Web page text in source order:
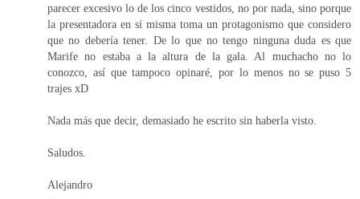
parecer excesivo lo de los cinco vestidos, no por nada, sino porque
la presentadora en sí misma toma un protagonismo que considero
que no debería tener. De lo que no tengo ninguna duda es que
Marife no estaba a la altura de la gala. Al muchacho no lo
conozco, así que tampoco opinaré, por lo menos no se puso 5
trajes xD
Nada más que decir, demasiado he escrito sin haberla visto.
Saludos.
Alejandro